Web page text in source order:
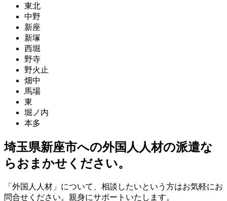
東北
中野
新座
新塚
西堀
野寺
野火止
畑中
馬場
東
堀ノ内
本多
埼玉県新座市への外国人人材の派遣な
らおまかせください。
「外国人人材」について、相談したいという方はお気軽にお
問合せください。親身にサポートいたします。